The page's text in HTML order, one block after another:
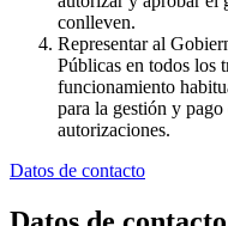
conlleven.
Representar al
Públicas en todos los
funcionamiento
para la gestión y
autorizaciones.
Datos de contacto